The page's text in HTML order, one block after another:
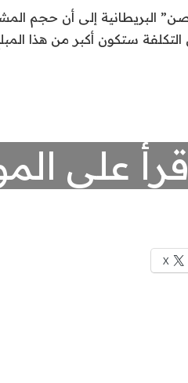
البريطانية إلى أن حجم
ستكون أكبر من هذا
على
X